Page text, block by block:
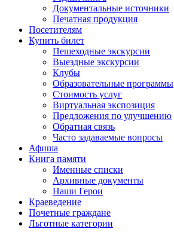
Документальные источники
Печатная продукция
Посетителям
Купить билет
Пешеходные экскурсии
Выездные экскурсии
Клубы
Образовательные программы
Стоимость услуг
Виртуальная экспозиция
Предложения по улучшению
Обратная связь
Часто задаваемые вопросы
Афиша
Книга памяти
Именные списки
Архивные документы
Наши Герои
Краеведение
Почетные граждане
Льготные категории